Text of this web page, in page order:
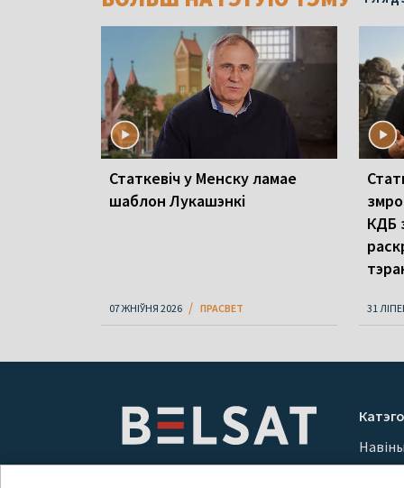
Статкевіч у Менску ламае
шаблон Лукашэнкі
07 ЖНІЎНЯ 2026 ПРАСВЕТ
КДБ
31
Навіны
Вайна